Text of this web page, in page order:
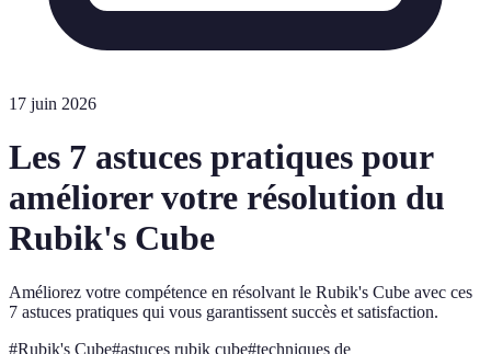
17 juin 2026
Les 7 astuces pratiques pour
améliorer votre résolution du
Rubik's Cube
Améliorez votre compétence en résolvant le Rubik's Cube avec ces
7 astuces pratiques qui vous garantissent succès et satisfaction.
#Rubik's Cube#astuces rubik cube#techniques de